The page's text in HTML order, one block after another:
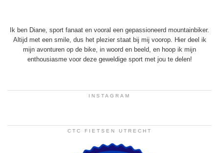
Ik ben Diane, sport fanaat en vooral een gepassioneerd mountainbiker.
Altijd met een smile, dus het plezier staat bij mij voorop. Hier deel ik
mijn avonturen op de bike, in woord en beeld, en hoop ik mijn
enthousiasme voor deze geweldige sport met jou te delen!
INSTAGRAM
CTC FIETSEN UTRECHT